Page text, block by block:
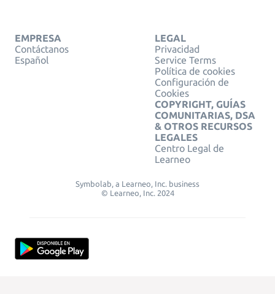
EMPRESA
Contáctanos
Español
LEGAL
Privacidad
Service Terms
Política de cookies
Configuración de
Cookies
COPYRIGHT, GUÍAS
COMUNITARIAS, DSA
& OTROS RECURSOS
LEGALES
Centro Legal de
Learneo
Symbolab, a Learneo, Inc. business
© Learneo, Inc. 2024